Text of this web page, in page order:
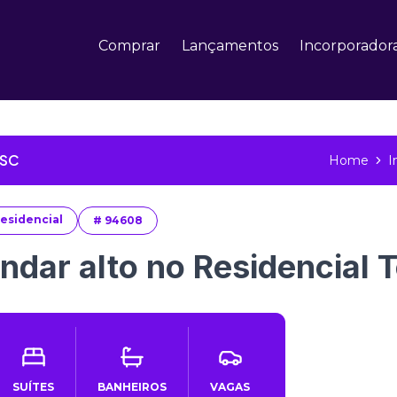
Comprar Lançamentos
Home
# 94608
alto no Residencial
SUÍTES BANHEIROS VAGAS